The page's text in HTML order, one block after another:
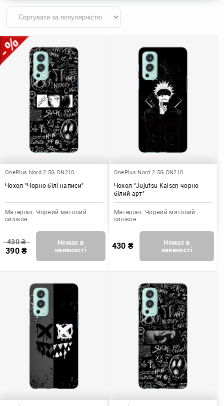
OnePlus Nord 2 5G DN210
Чохол "Чорно-білі написи"
Матеріал: Чорний матовий
силікон
430₴
390₴
Немає в
наявності
OnePlus Nord 2 5G DN210
Чохол "Jujutsu Kaisen чорно-
білий арт"
Матеріал: Чорний матовий
силікон
430 ₴
Немає в
наявності